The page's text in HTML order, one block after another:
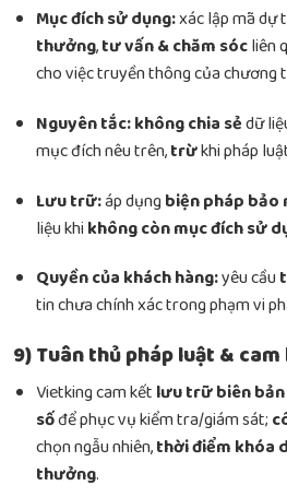
Mục đích sử dụng:xác lập mã dự
thưởng,tư vấn & chăm sócliên
cho việc truyền thông của chương
Nguyên tắc:không chia sẻdữ
mục đích nêu trên,trừkhi pháp
Lưu trữ:áp dụngbiện pháp bảo
liệu khi không còn mục đích sử
Quyền của khách hàng:yêu cầu
tin chưa chính xác trong phạm vi
9) Tuân thủ pháp luật &
Vietking cam kết lưu trữ biên
sốđể phục vụ kiểm tra/giám sát;
chọn ngẫu nhiên,thời điểm khóa
thưởng.